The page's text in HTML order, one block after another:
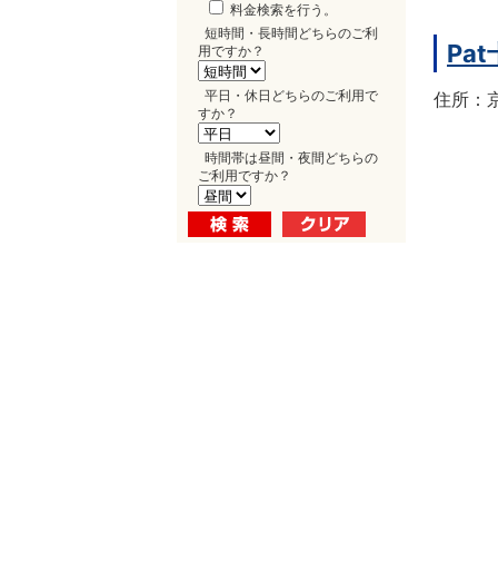
料金検索を行う。
短時間・長時間どちらのご利
用ですか？
平日・休日どちらのご利用で
すか？
時間帯は昼間・夜間どちらの
ご利用ですか？
Pat
住所：